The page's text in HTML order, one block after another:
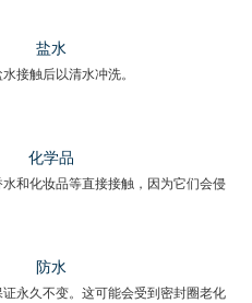
盐水
接触后以清水冲洗。
化学品
和化妆品等直接接触，因为它们会侵
防水
永久不变。这可能会受到密封圈老化